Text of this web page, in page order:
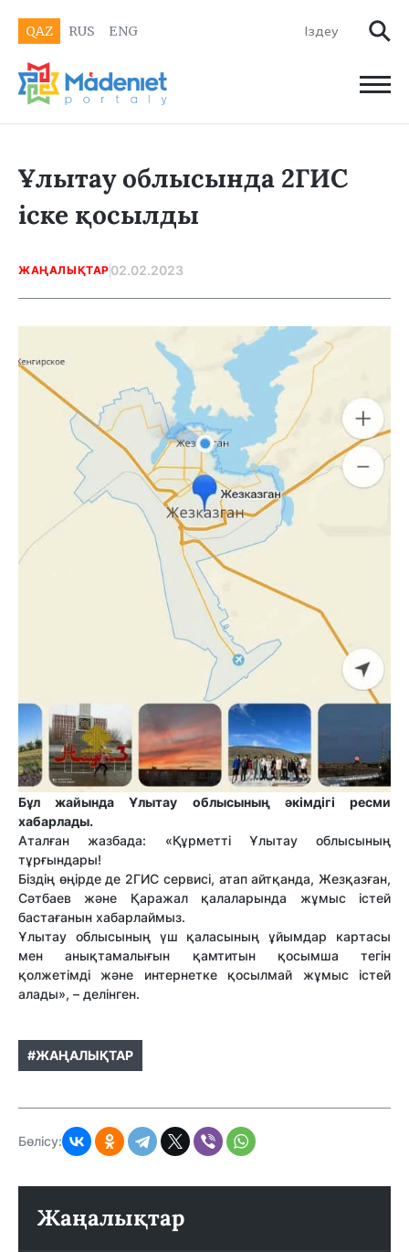
QAZ RUS ENG
Ұлытау облысында 2ГИС
іске қосылды
ЖАҢАЛЫҚТАР 02.02.2023
Бұл жайында Ұлытау облысының әкімдігі ресми
хабарлады.
Аталған жазбада: «Құрметті Ұлытау облысының
тұрғындары!
Біздің өңірде де 2ГИС сервисі, атап айтқанда, Жезқазған,
Сәтбаев және Қаражал қалаларында жұмыс істей
бастағанын хабарлаймыз.
Ұлытау облысының үш қаласының ұйымдар картасы
мен анықтамалығын қамтитын қосымша тегін
қолжетімді және интернетке қосылмай жұмыс істей
алады», – делінген.
#ЖАҢАЛЫҚТАР
Бөлісу:
Жаңалықтар